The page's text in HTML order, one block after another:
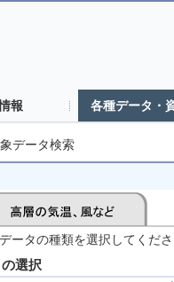
報 各種データ・
データ検索
ータの種類を選択してくだ
選択